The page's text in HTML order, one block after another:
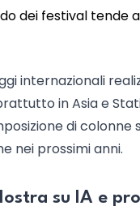
dei festival tende
internazionali
in Asia e
di
nei prossimi anni.
su IA e